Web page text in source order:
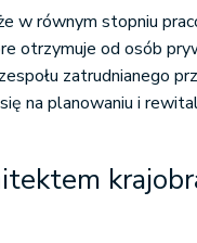
w równym stopniu
otrzymuje od osób
zatrudnianego
na planowaniu i